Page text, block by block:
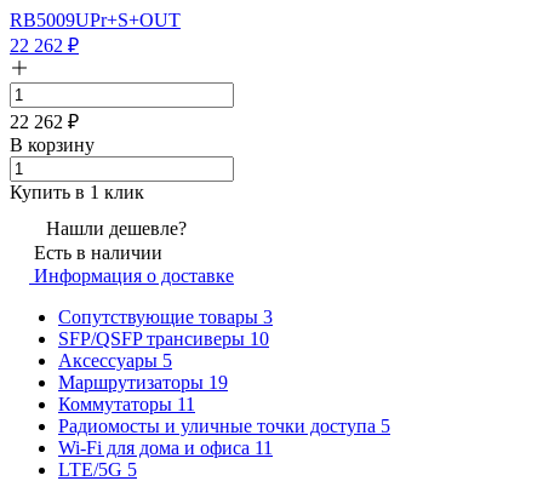
RB5009UPr+S+OUT
22 262 ₽
22 262 ₽
В корзину
Купить в 1 клик
Нашли дешевле?
Есть в наличии
Информация о доставке
Сопутствующие товары 3
SFP/QSFP трансиверы 10
Аксессуары 5
Маршрутизаторы 19
Коммутаторы 11
Радиомосты и уличные точки доступа 5
Wi-Fi для дома и офиса 11
LTE/5G 5